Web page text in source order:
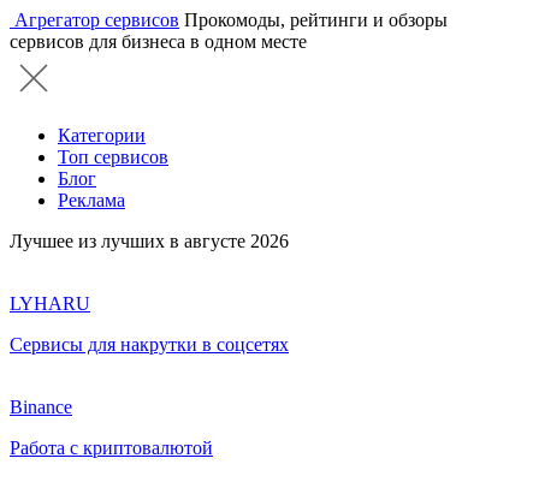
Агрегатор сервисов Прокомоды, рейтинги и обзоры
сервисов для бизнеса в одном месте
Категории
Топ сервисов
Блог
Реклама
Лучшее из лучших в августе 2026
LYHARU
Сервисы для накрутки в соцсетях
Binance
Работа с криптовалютой